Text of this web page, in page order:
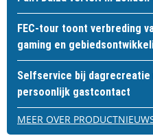
FEC-tour toont verbreding
gaming en
Selfservice bij dagrecreatie
persoonlijk gastcontact
MEER OVER